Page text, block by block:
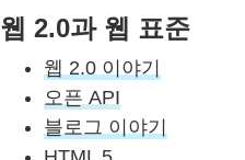
웹 2.0과 웹 표준
웹 2.0 이야기
오픈 API
블로그 이야기